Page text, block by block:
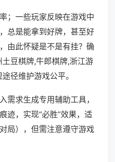
；一些玩家反映在游戏中
总是能拿到好牌，甚至好
由此怀疑是不是有挂？确
豆棋牌,牛郎棋牌,浙江游
径维护游戏公平。
需求生成专用辅助工具，
迹，实现“必胜”效果，适
局），但需注意遵守游戏